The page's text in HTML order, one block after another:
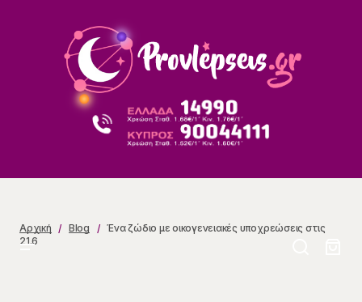
Αρχική Blog
Ένα ζώδιο με οικογενειακές υποχρεώσεις στις
21.6